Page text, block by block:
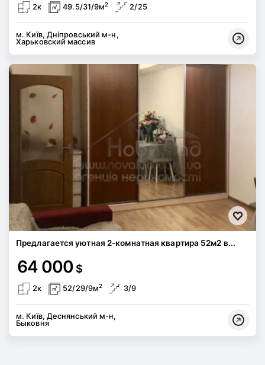
2к 49.5/31/9м2 2/25
м. Київ, Дніпровський м-н,
Харьковский массив
Предлагается уютная 2-комнатная квартира 52м2 в...
64 000 $
2к 52/29/9м2 3/9
м. Київ, Деснянський м-н,
Быковня